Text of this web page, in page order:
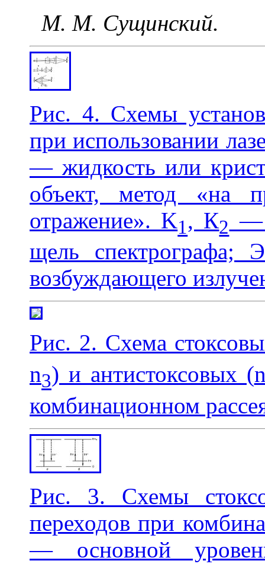
М. М. Сущинский.
Рис. 4. Схемы
при использовании
— жидкость или
объект, метод «на
отражение». K1, К2 —
щель спектрографа;
возбуждающего
Рис. 2. Схема
n3) и антистоксовых (
комбинационном
Рис. 3. Схемы
переходов при
— основной